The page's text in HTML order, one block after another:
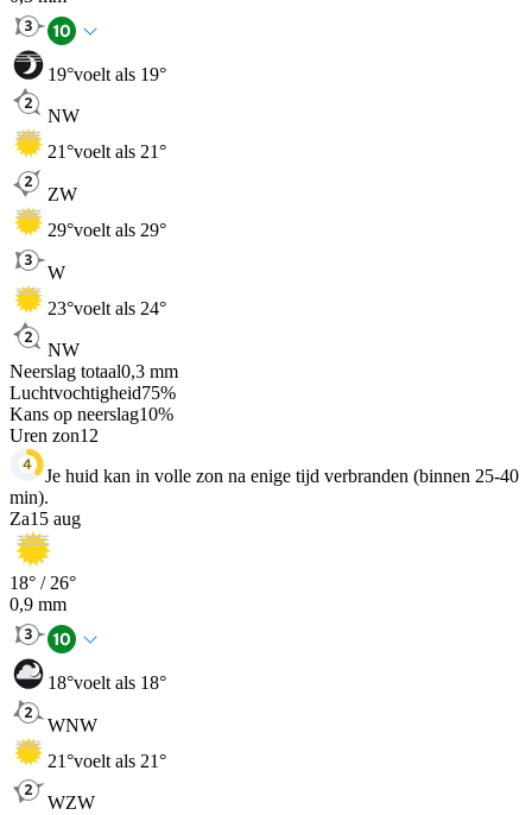
19°voelt als 19°
NW
21°voelt als 21°
ZW
29°voelt als 29°
W
23°voelt als 24°
NW
Neerslag totaal0,3 mm
Luchtvochtigheid75%
Kans op neerslag10%
Uren zon12
Je huid kan in volle zon na enige tijd verbranden (binnen 25-40
min).
Za15 aug
18° / 26°
0,9 mm
18°voelt als 18°
WNW
21°voelt als 21°
WZW